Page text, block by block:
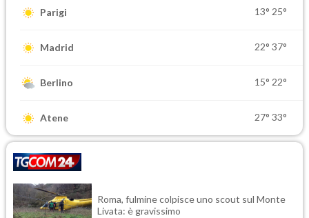
Parigi 13° 25°
Madrid 22° 37°
Berlino 15° 22°
Atene 27° 33°
Roma, fulmine colpisce uno scout sul Monte
Livata: è gravissimo